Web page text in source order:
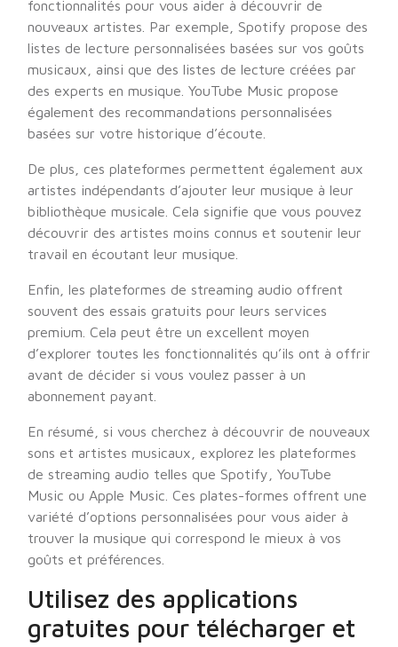
fonctionnalités pour vous aider à découvrir de
nouveaux artistes. Par exemple, Spotify propose des
listes de lecture personnalisées basées sur vos goûts
musicaux, ainsi que des listes de lecture créées par
des experts en musique. YouTube Music propose
également des recommandations personnalisées
basées sur votre historique d’écoute.
De plus, ces plateformes permettent également aux
artistes indépendants d’ajouter leur musique à leur
bibliothèque musicale. Cela signifie que vous pouvez
découvrir des artistes moins connus et soutenir leur
travail en écoutant leur musique.
Enfin, les plateformes de streaming audio offrent
souvent des essais gratuits pour leurs services
premium. Cela peut être un excellent moyen
d’explorer toutes les fonctionnalités qu’ils ont à offrir
avant de décider si vous voulez passer à un
abonnement payant.
En résumé, si vous cherchez à découvrir de nouveaux
sons et artistes musicaux, explorez les plateformes
de streaming audio telles que Spotify, YouTube
Music ou Apple Music. Ces plates-formes offrent une
variété d’options personnalisées pour vous aider à
trouver la musique qui correspond le mieux à vos
goûts et préférences.
Utilisez des applications
gratuites pour télécharger et